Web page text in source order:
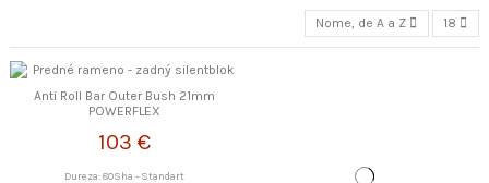
Nome, de A a Z 18
Anti Roll Bar Outer Bush 21mm
POWERFLEX
103 €
Dureza: 80Sha - Standart